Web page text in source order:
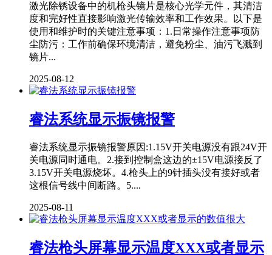
激光除锈设备中的机枪头镜片是核心光学元件，其清洁
度和完好性直接影响激光传输效率和工作效果。以下是
使用和维护时的关键注意事项：1.日常操作注意事项防
尘防污：工作前确保环境清洁，避免粉尘、油污飞溅到
镜片...
2025-08-12
睿法系统显示振镜报警
睿法系统显示振镜报警原因:1.15V开关电源没有跟24V开
关电源同时通电。2.接到控制盒这边的±15V电源接反了
3.15V开关电源烧坏。4.枪头上的9针插头没有接好或者
这根信号线中间断路。5....
2025-08-11
睿法枪头屏幕显示温度XXX或者显示